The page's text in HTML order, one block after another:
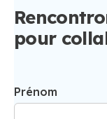
pour
Prénom